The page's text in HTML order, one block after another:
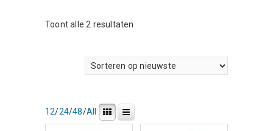
Toont alle 2 resultaten
12/24/48/All